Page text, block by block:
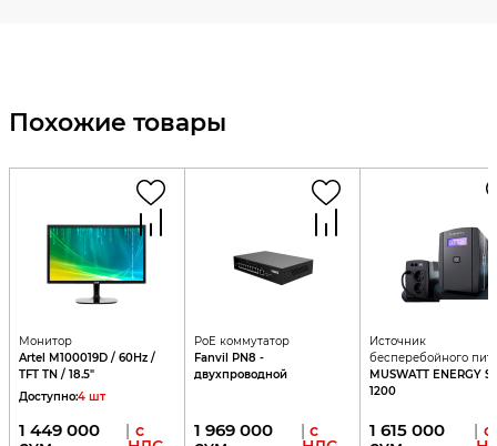
Похожие товары
Монитор
Artel M100019D / 60Hz /
TFT TN / 18.5"
Доступно:4 шт
1 449 000 | с
PoE коммутатор
Fanvil PN8 -
двухпроводной
1 969 000 | с
Источник
бесперебойного
MUSWATT ENERGY
1200
1 615 000 | с